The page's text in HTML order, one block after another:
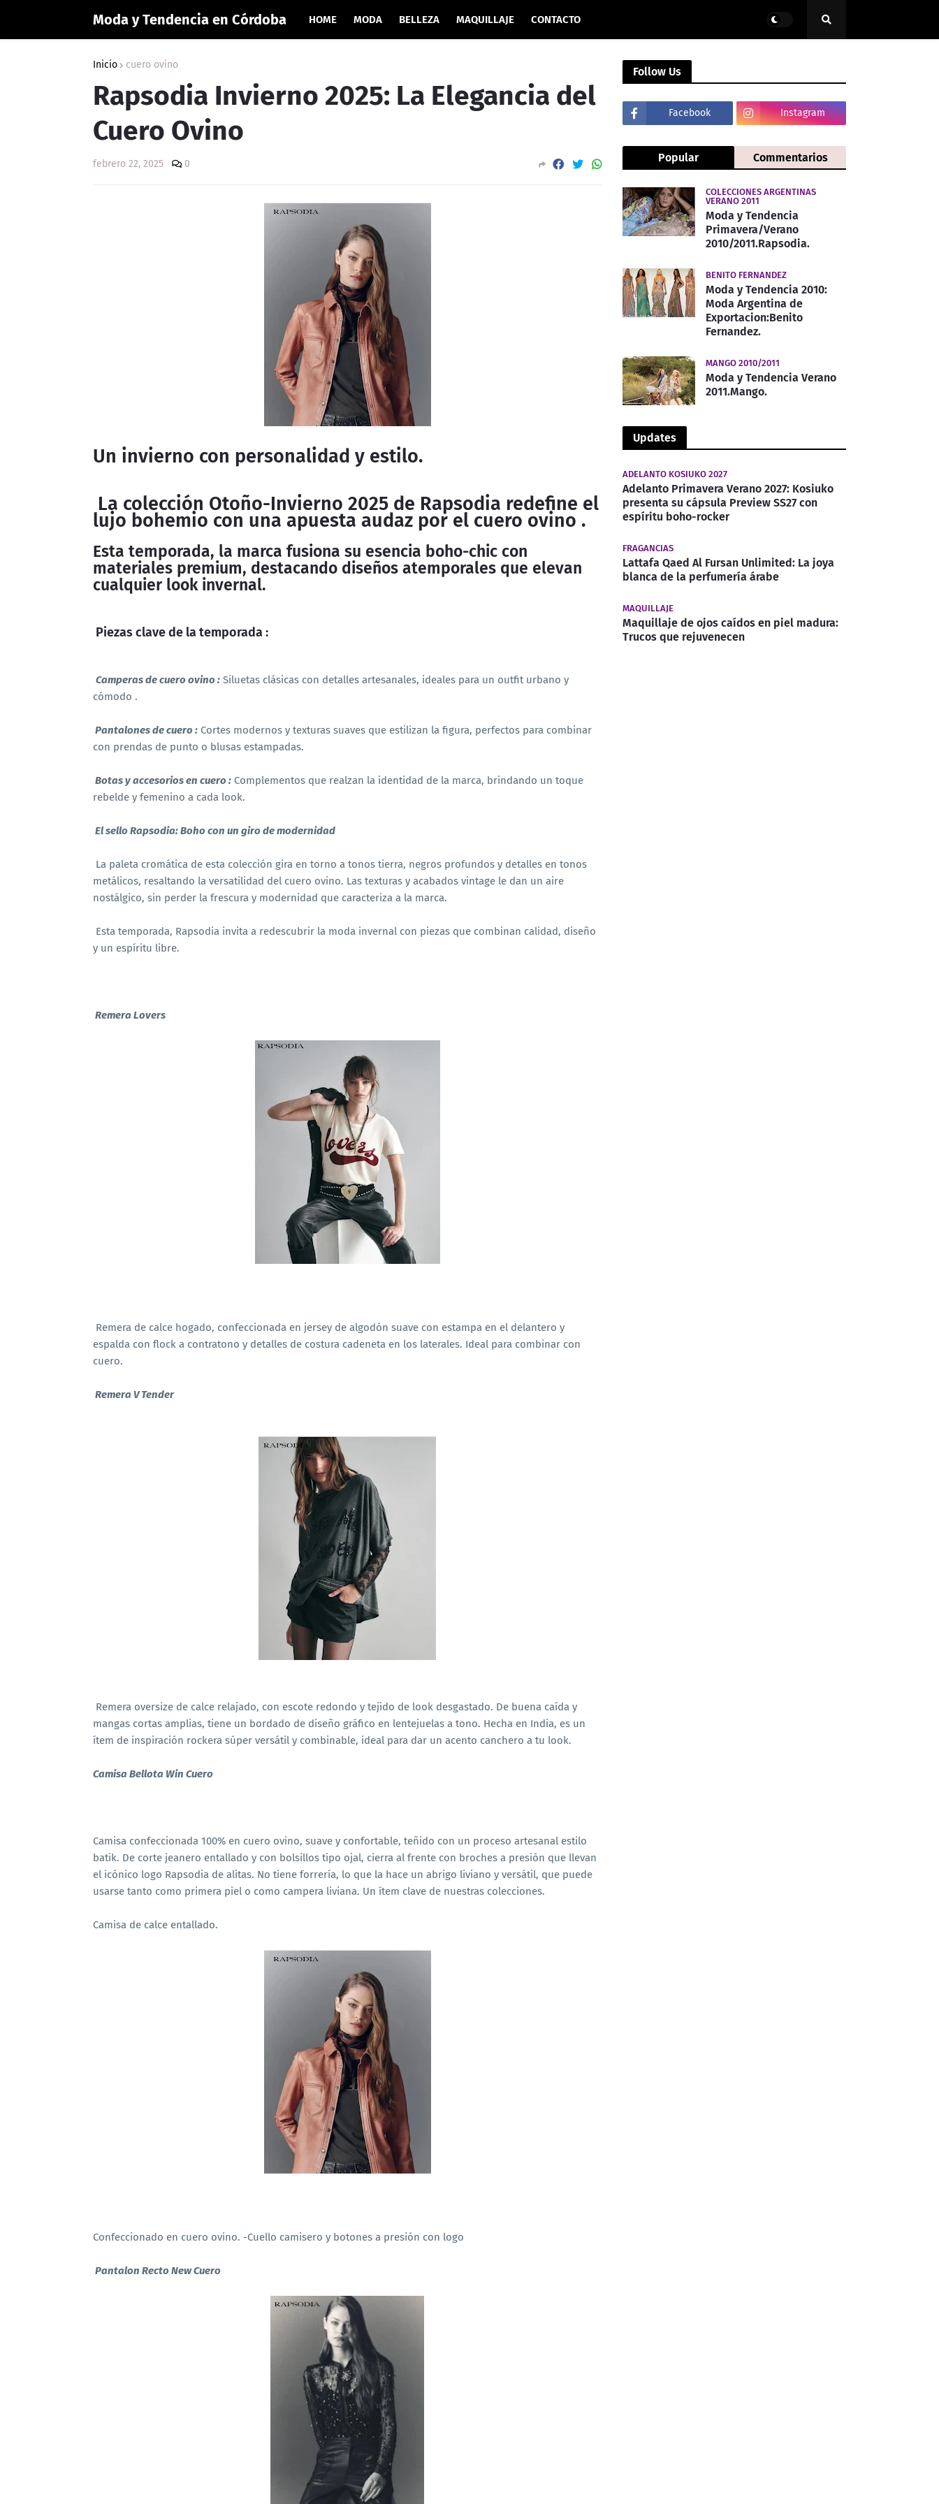
Moda y Tendencia en Córdoba HOME MODA BELLEZA MAQUILLAJE CONTACTO
Inicio cuero ovino
Rapsodia Invierno 2025: La Elegancia del
Cuero Ovino
febrero 22, 2025 0
Un invierno con personalidad y estilo.
La colección Otoño-Invierno 2025 de Rapsodia redefine el
lujo bohemio con una apuesta audaz por el cuero ovino .
Esta temporada, la marca fusiona su esencia boho-chic con
materiales premium, destacando diseños atemporales que elevan
cualquier look invernal.
Piezas clave de la temporada :
Camperas de cuero ovino : Siluetas clásicas con detalles artesanales, ideales para un outfit urbano y
cómodo .
Pantalones de cuero : Cortes modernos y texturas suaves que estilizan la figura, perfectos para combinar
con prendas de punto o blusas estampadas.
Botas y accesorios en cuero : Complementos que realzan la identidad de la marca, brindando un toque
rebelde y femenino a cada look.
El sello Rapsodia: Boho con un giro de modernidad
La paleta cromática de esta colección gira en torno a tonos tierra, negros profundos y detalles en tonos
metálicos, resaltando la versatilidad del cuero ovino. Las texturas y acabados vintage le dan un aire
nostálgico, sin perder la frescura y modernidad que caracteriza a la marca.
Esta temporada, Rapsodia invita a redescubrir la moda invernal con piezas que combinan calidad, diseño
y un espíritu libre.
Remera Lovers
Remera de calce hogado, confeccionada en jersey de algodón suave con estampa en el delantero y
espalda con flock a contratono y detalles de costura cadeneta en los laterales. Ideal para combinar con
cuero.
Remera V Tender
Remera oversize de calce relajado, con escote redondo y tejido de look desgastado. De buena caída y
mangas cortas amplias, tiene un bordado de diseño gráfico en lentejuelas a tono. Hecha en India, es un
ítem de inspiración rockera súper versátil y combinable, ideal para dar un acento canchero a tu look.
Camisa Bellota Win Cuero
Camisa confeccionada 100% en cuero ovino, suave y confortable, teñido con un proceso artesanal estilo
batik. De corte jeanero entallado y con bolsillos tipo ojal, cierra al frente con broches a presión que llevan
el icónico logo Rapsodia de alitas. No tiene forrería, lo que la hace un abrigo liviano y versátil, que puede
usarse tanto como primera piel o como campera liviana. Un ítem clave de nuestras colecciones.
Camisa de calce entallado.
Confeccionado en cuero ovino. -Cuello camisero y botones a presión con logo
Pantalon Recto New Cuero
Follow Us
Facebook Instagram
Popular Commentarios
COLECCIONES ARGENTINAS
VERANO 2011
Moda y Tendencia
Primavera/Verano
2010/2011.Rapsodia.
BENITO FERNANDEZ
Moda y Tendencia 2010:
Moda Argentina de
Exportacion:Benito
Fernandez.
MANGO 2010/2011
Moda y Tendencia Verano
2011.Mango.
Updates
ADELANTO KOSIUKO 2027
Adelanto Primavera Verano 2027: Kosiuko
presenta su cápsula Preview SS27 con
espíritu boho-rocker
FRAGANCIAS
Lattafa Qaed Al Fursan Unlimited: La joya
blanca de la perfumería árabe
MAQUILLAJE
Maquillaje de ojos caídos en piel madura:
Trucos que rejuvenecen